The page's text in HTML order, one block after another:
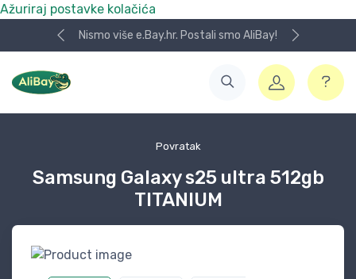
Ažuriraj postavke kolačića
Nismo više e.Bay.hr. Postali smo AliBay!
Povratak
Samsung Galaxy s25 ultra 512gb
TITANIUM